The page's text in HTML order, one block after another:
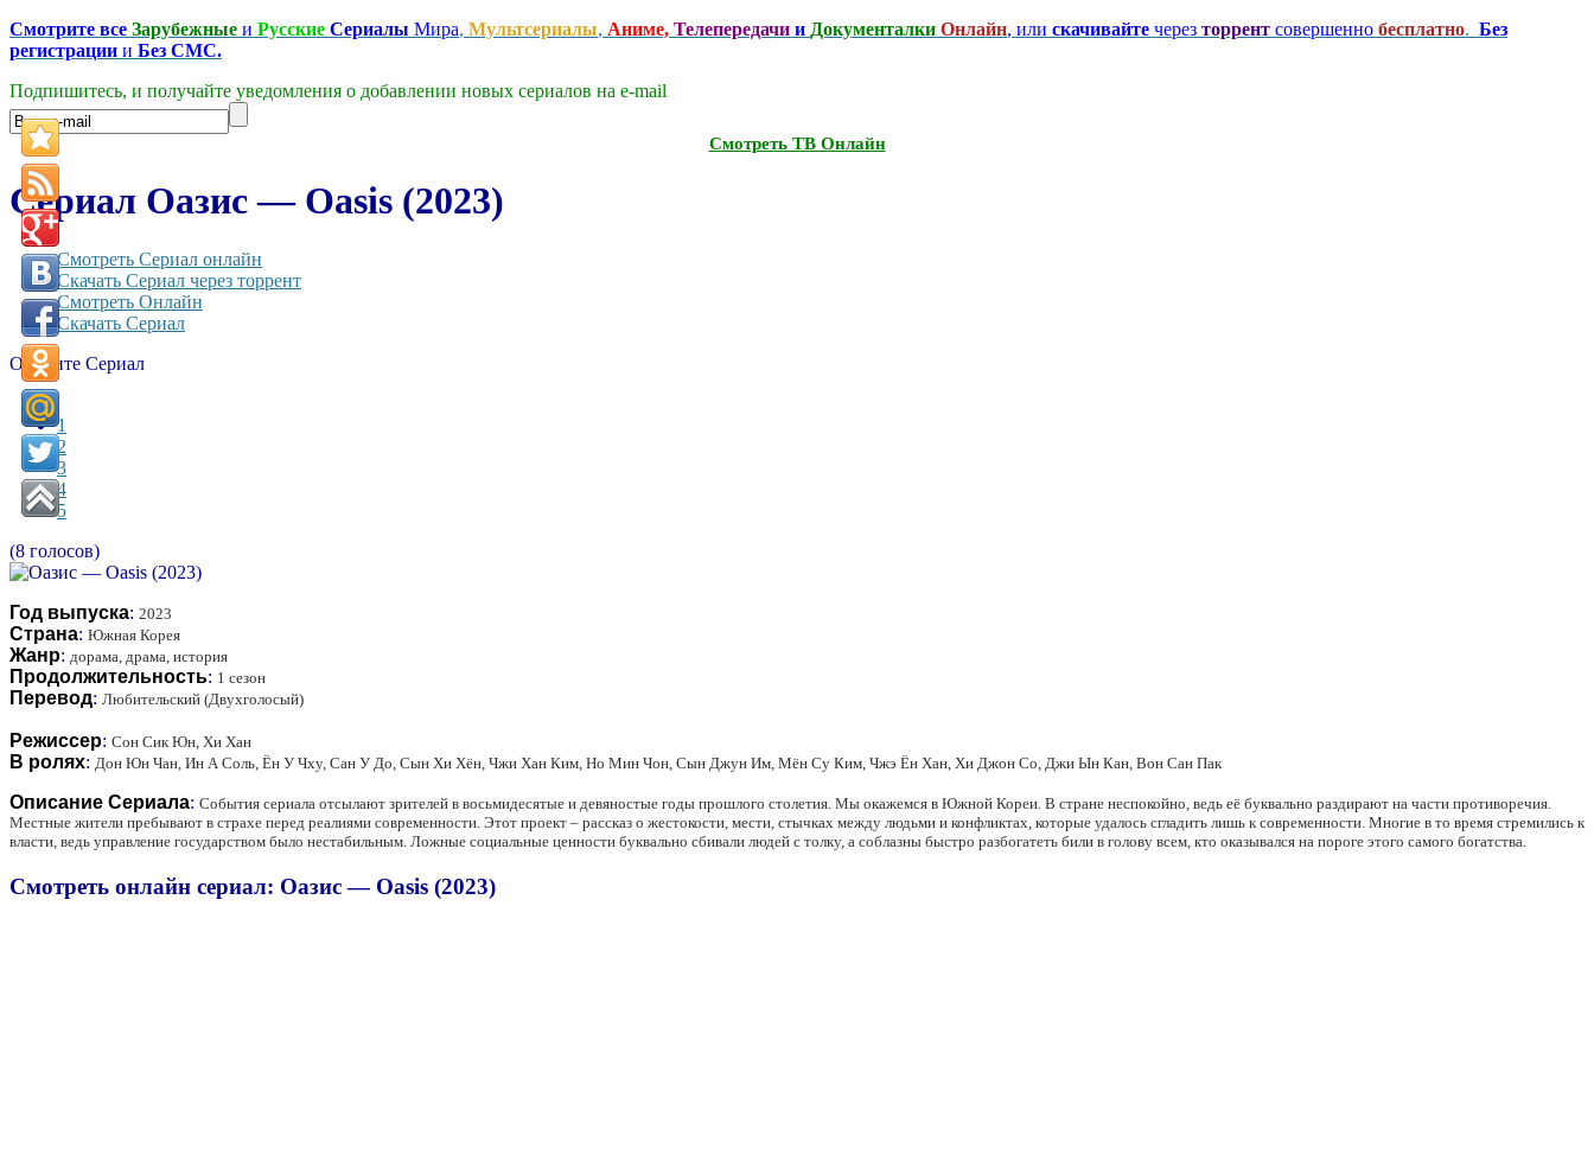
Смотрите все Зарубежные и Русские Сериалы Мира, Мультсериалы, Аниме, Телепередачи и Документалки Онлайн, или скачивайте через торрент совершенно бесплатно. Без
регистрации и Без СМС.
Подпишитесь, и получайте уведомления о добавлении новых сериалов на e-mаil
Смотреть ТВ Онлайн
Сериал Оазис — Oasis (2023)
Смотреть Сериал онлайн
Скачать Сериал через торрент
Смотреть Онлайн
Скачать Сериал
Оцените Сериал
1
2
3
4
5
(8 голосов)
Год выпуска: 2023
Страна: Южная Корея
Жанр: дорама, драма, история
Продолжительность: 1 сезон
Перевод: Любительский (Двухголосый)
Режиссер: Сон Сик Юн, Хи Хан
В ролях: Дон Юн Чан, Ин А Соль, Ён У Чху, Сан У До, Сын Хи Хён, Чжи Хан Ким, Но Мин Чон, Сын Джун Им, Мён Су Ким, Чжэ Ён Хан, Хи Джон Со, Джи Ын Кан, Вон Сан Пак
Описание Сериала: События сериала отсылают зрителей в восьмидесятые и девяностые годы прошлого столетия. Мы окажемся в Южной Кореи. В стране неспокойно, ведь её буквально раздирают на части противоречия.
Местные жители пребывают в страхе перед реалиями современности. Этот проект – рассказ о жестокости, мести, стычках между людьми и конфликтах, которые удалось сгладить лишь к современности. Многие в то время стремились к
власти, ведь управление государством было нестабильным. Ложные социальные ценности буквально сбивали людей с толку, а соблазны быстро разбогатеть били в голову всем, кто оказывался на пороге этого самого богатства.
Смотреть онлайн сериал: Оазис — Oasis (2023)